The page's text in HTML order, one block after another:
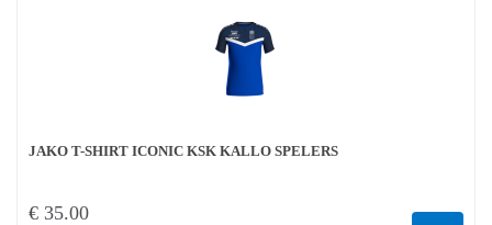
JAKO T-SHIRT ICONIC KSK KALLO SPELERS
€ 35.00